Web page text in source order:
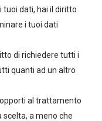
tuoi dati, hai il diritto
i tuoi dati
di richiedere tutti i
quanti ad un altro
al trattamento
a meno che